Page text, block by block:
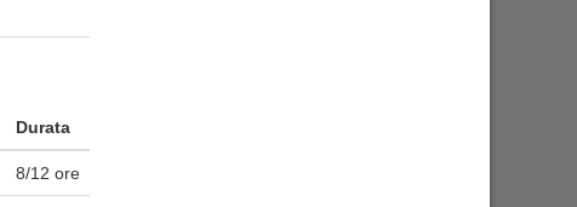
Durata
8/12 ore